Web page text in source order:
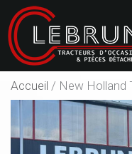
Accueil / New Holland